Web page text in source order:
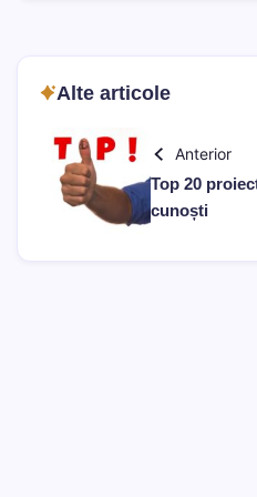
Alte articole
Anterior
Top 20
cunoști